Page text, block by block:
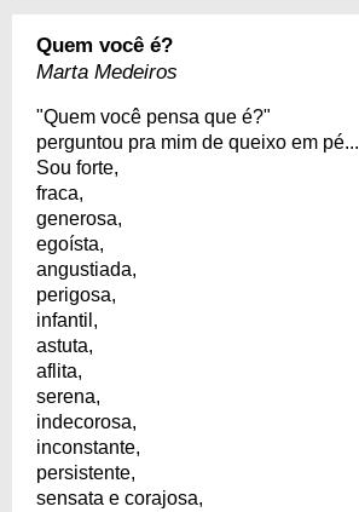
Quem você é?
Marta Medeiros
"Quem você pensa que é?"
perguntou pra mim de queixo em pé...
Sou forte,
fraca,
generosa,
egoísta,
angustiada,
perigosa,
infantil,
astuta,
aflita,
serena,
indecorosa,
inconstante,
persistente,
sensata e corajosa,